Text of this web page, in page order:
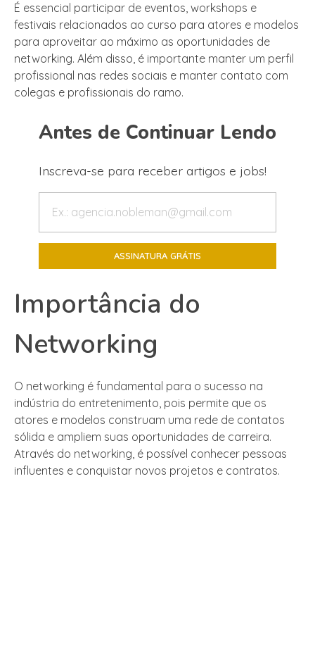
É essencial participar de eventos, workshops e
festivais relacionados ao curso para atores e modelos
para aproveitar ao máximo as oportunidades de
networking. Além disso, é importante manter um perfil
profissional nas redes sociais e manter contato com
colegas e profissionais do ramo.
Antes de Continuar Lendo
Inscreva-se para receber artigos e jobs!
Importância do
Networking
O networking é fundamental para o sucesso na
indústria do entretenimento, pois permite que os
atores e modelos construam uma rede de contatos
sólida e ampliem suas oportunidades de carreira.
Através do networking, é possível conhecer pessoas
influentes e conquistar novos projetos e contratos.